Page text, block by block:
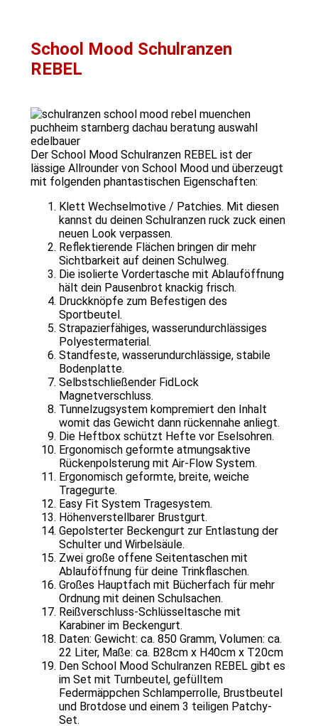
School Mood Schulranzen
REBEL
Der School Mood Schulranzen REBEL ist der
lässige Allrounder von School Mood und überzeugt
mit folgenden phantastischen Eigenschaften:
Klett Wechselmotive / Patchies. Mit diesen
kannst du deinen Schulranzen ruck zuck einen
neuen Look verpassen.
Reflektierende Flächen bringen dir mehr
Sichtbarkeit auf deinen Schulweg.
Die isolierte Vordertasche mit Ablauföffnung
hält dein Pausenbrot knackig frisch.
Druckknöpfe zum Befestigen des
Sportbeutel.
Strapazierfähiges, wasserundurchlässiges
Polyestermaterial.
Standfeste, wasserundurchlässige, stabile
Bodenplatte.
Selbstschließender FidLock
Magnetverschluss.
Tunnelzugsystem kompremiert den Inhalt
womit das Gewicht dann rückennahe anliegt.
Die Heftbox schützt Hefte vor Eselsohren.
Ergonomisch geformte atmungsaktive
Rückenpolsterung mit Air-Flow System.
Ergonomisch geformte, breite, weiche
Tragegurte.
Easy Fit System Tragesystem.
Höhenverstellbarer Brustgurt.
Gepolsterter Beckengurt zur Entlastung der
Schulter und Wirbelsäule.
Zwei große offene Seitentaschen mit
Ablauföffnung für deine Trinkflaschen.
Großes Hauptfach mit Bücherfach für mehr
Ordnung mit deinen Schulsachen.
Reißverschluss-Schlüsseltasche mit
Karabiner im Beckengurt.
Daten: Gewicht: ca. 850 Gramm, Volumen: ca.
22 Liter, Maße: ca. B28cm x H40cm x T20cm
Den School Mood Schulranzen REBEL gibt es
im Set mit Turnbeutel, gefülltem
Federmäppchen Schlamperrolle, Brustbeutel
und Brotdose und einem 3 teiligen Patchy-
Set.